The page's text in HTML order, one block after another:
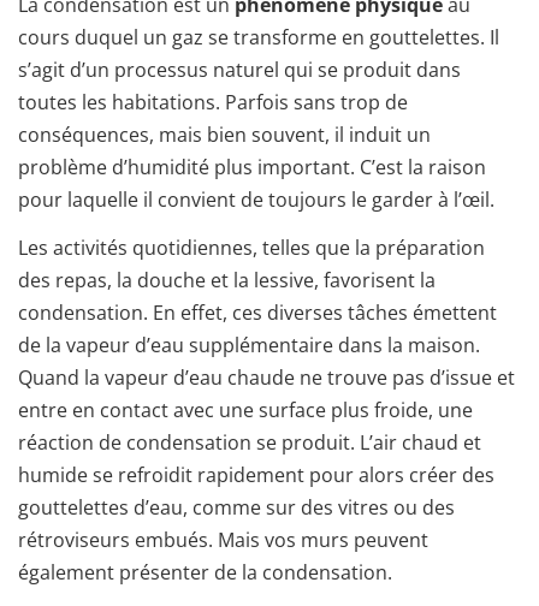
cours duquel un gaz se transforme en gouttelettes. Il
s’agit d’un processus naturel qui se produit dans
toutes les habitations. Parfois sans trop de
conséquences, mais bien souvent, il induit un
problème d’humidité plus important. C’est la raison
pour laquelle il convient de toujours le garder à l’œil.
Les activités quotidiennes, telles que la préparation
des repas, la douche et la lessive, favorisent la
condensation. En effet, ces diverses tâches émettent
de la vapeur d’eau supplémentaire dans la maison.
Quand la vapeur d’eau chaude ne trouve pas d’issue et
entre en contact avec une surface plus froide, une
réaction de condensation se produit. L’air chaud et
humide se refroidit rapidement pour alors créer des
gouttelettes d’eau, comme sur des vitres ou des
rétroviseurs embués. Mais vos murs peuvent
également présenter de la condensation.